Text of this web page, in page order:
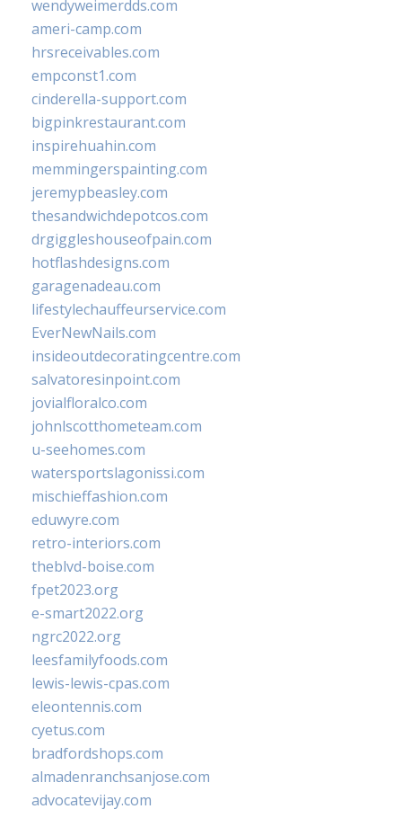
wendyweimerdds.com
ameri-camp.com
hrsreceivables.com
empconst1.com
cinderella-support.com
bigpinkrestaurant.com
inspirehuahin.com
memmingerspainting.com
jeremypbeasley.com
thesandwichdepotcos.com
drgiggleshouseofpain.com
hotflashdesigns.com
garagenadeau.com
lifestylechauffeurservice.com
EverNewNails.com
insideoutdecoratingcentre.com
salvatoresinpoint.com
jovialfloralco.com
johnlscotthometeam.com
u-seehomes.com
watersportslagonissi.com
mischieffashion.com
eduwyre.com
retro-interiors.com
theblvd-boise.com
fpet2023.org
e-smart2022.org
ngrc2022.org
leesfamilyfoods.com
lewis-lewis-cpas.com
eleontennis.com
cyetus.com
bradfordshops.com
almadenranchsanjose.com
advocatevijay.com